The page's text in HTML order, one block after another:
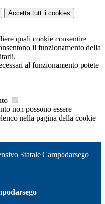
Accetta tutti i cookies
quali cookie consentire.
il funzionamento della
al funzionamento potete
non possono essere
nella pagina della cookie
Statale Campodarsego